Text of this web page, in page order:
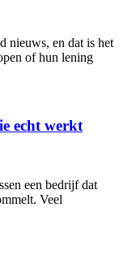
nieuws, en dat is het
of hun lening
echt werkt
een bedrijf dat
Veel